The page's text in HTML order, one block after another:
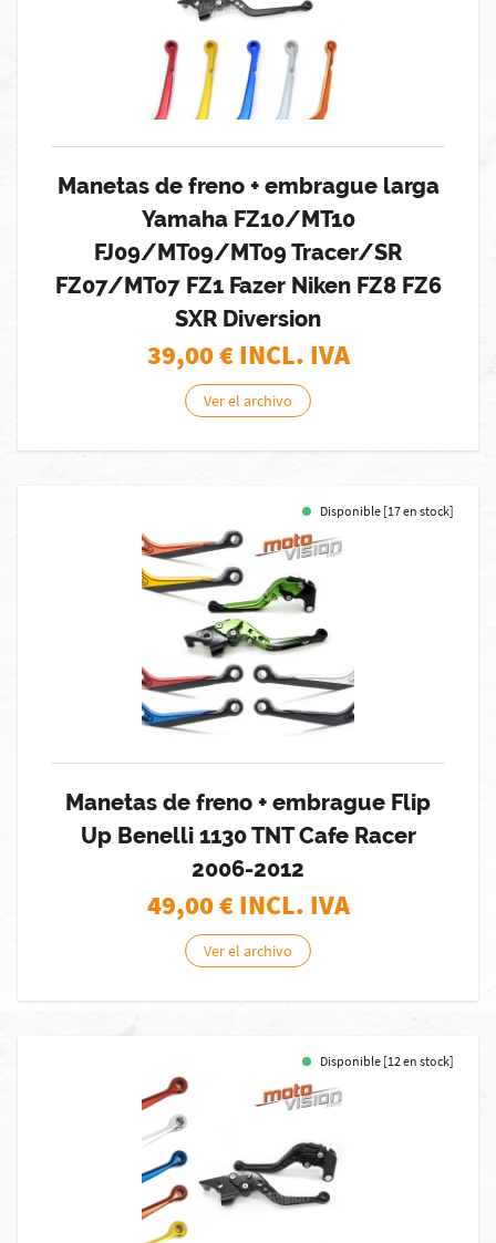
Manetas de freno + embrague larga
Yamaha FZ10/MT10
FJ09/MT09/MT09 Tracer/SR
FZ07/MT07 FZ1 Fazer Niken FZ8 FZ6
SXR Diversion
39,00€ INCL. IVA
Ver el archivo
Disponible [17 en stock]
Manetas de freno + embrague Flip
Up Benelli 1130 TNT Cafe Racer
2006-2012
49,00€ INCL. IVA
Ver el archivo
Disponible [12 en stock]